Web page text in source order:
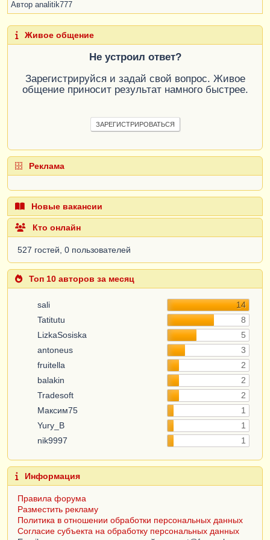
Автор analitik777
Живое общение
Не устроил ответ?
Зарегистрируйся и задай свой вопрос. Живое
общение приносит результат намного быстрее.
ЗАРЕГИСТРИРОВАТЬСЯ
Реклама
Новые вакансии
Кто онлайн
527 гостей, 0 пользователей
Топ 10 авторов за месяц
sali
14
Tatitutu
8
LizkaSosiska
5
antoneus
3
fruitella
2
balakin
2
Tradesoft
2
Максим75
1
Yury_B
1
nik9997
1
Информация
Правила форума
Разместить рекламу
Политика в отношении обработки персональных данных
Согласие субъекта на обработку персональных данных